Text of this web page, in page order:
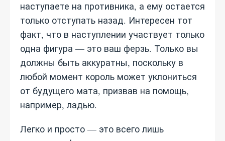
наступаете на противника, а ему остается
только отступать назад. Интересен тот
факт, что в наступлении участвует только
одна фигура — это ваш ферзь. Только вы
должны быть аккуратны, поскольку в
любой момент король может уклониться
от будущего мата, призвав на помощь,
например, ладью.
Легко и просто — это всего лишь